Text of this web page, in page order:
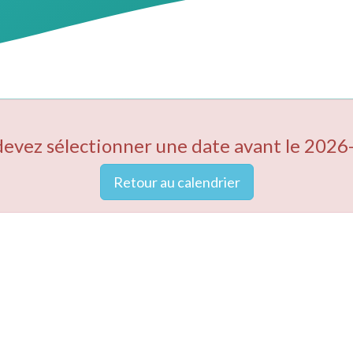
sélectionner une date avant le
Retour au calendrier